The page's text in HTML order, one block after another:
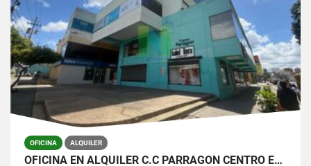
OFICINA ALQUILER
OFICINA EN ALQUILER C.C PARRAGÓN CENTRO ESTE DE BARQUISIMETO